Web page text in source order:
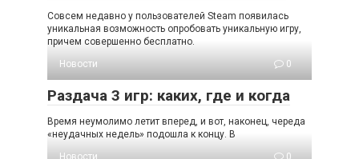
Совсем недавно у пользователей Steam появилась
уникальная возможность опробовать уникальную игру,
причем совершенно бесплатно.
Новости
0
Раздача 3 игр: каких, где и когда
Время неумолимо летит вперед, и вот, наконец, череда
«неудачных недель» подошла к концу. В
Новости
0